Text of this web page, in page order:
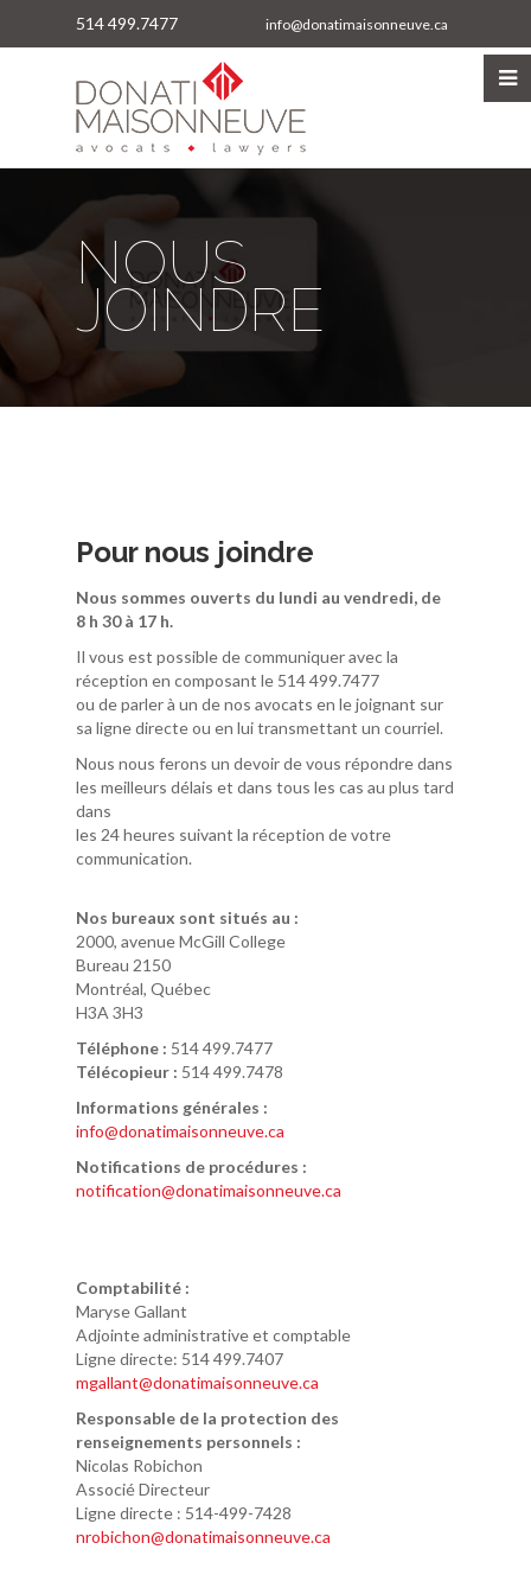
514 499.7477 info@donatimaisonneuve.ca
NOUS
JOINDRE
Pour nous joindre
Nous sommes ouverts du lundi au vendredi, de
8 h 30 à 17 h.
Il vous est possible de communiquer avec la
réception en composant le 514 499.7477
ou de parler à un de nos avocats en le joignant sur
sa ligne directe ou en lui transmettant un courriel.
Nous nous ferons un devoir de vous répondre dans
les meilleurs délais et dans tous les cas au plus tard
dans
les 24 heures suivant la réception de votre
communication.
Nos bureaux sont situés au :
2000, avenue McGill College
Bureau 2150
Montréal, Québec
H3A 3H3
Téléphone : 514 499.7477
Télécopieur : 514 499.7478
Informations générales :
info@donatimaisonneuve.ca
Notifications de procédures :
notification@donatimaisonneuve.ca
Comptabilité :
Maryse Gallant
Adjointe administrative et comptable
Ligne directe: 514 499.7407
mgallant@donatimaisonneuve.ca
Responsable de la protection des
renseignements personnels :
Nicolas Robichon
Associé Directeur
Ligne directe : 514-499-7428
nrobichon@donatimaisonneuve.ca